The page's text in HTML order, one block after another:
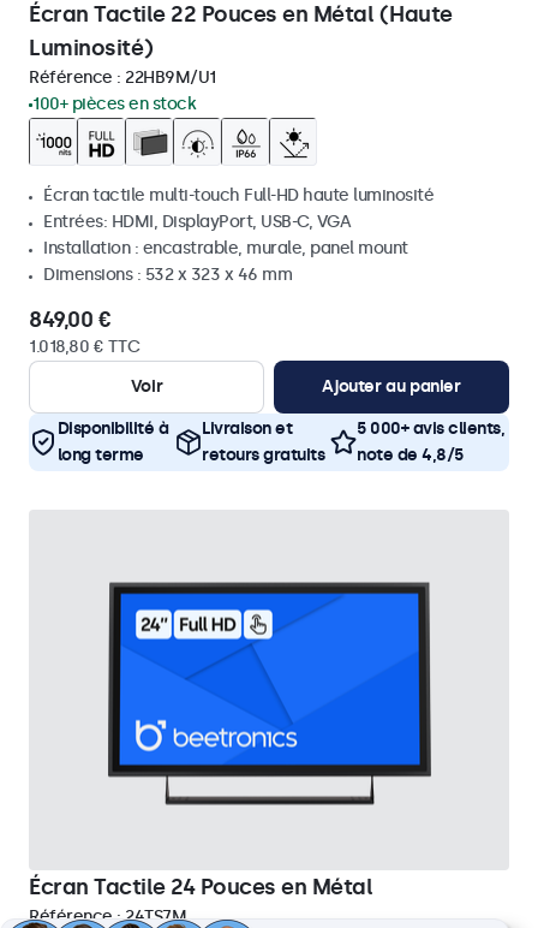
Écran Tactile 22 Pouces en Métal (Haute
Luminosité)
Référence : 22HB9M/U1
100+ pièces en stock
Écran tactile multi-touch Full-HD haute luminosité
Entrées: HDMI, DisplayPort, USB-C, VGA
Installation : encastrable, murale, panel mount
Dimensions : 532 x 323 x 46 mm
849,00 €
1.018,80 € TTC
Voir
Ajouter au panier
Disponibilité à
long terme
Livraison et
retours gratuits
5 000+ avis clients,
note de 4,8/5
Écran Tactile 24 Pouces en Métal
Référence :24TS7M